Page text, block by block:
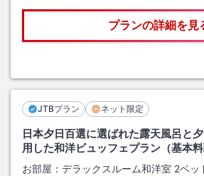
プランの詳細を見
JTBプラン ネット限定
日本夕日百選に選ばれた露天風呂と
用した和洋ビュッフェプラン（基本料
お部屋： デラックスルーム和洋室 2ベッ